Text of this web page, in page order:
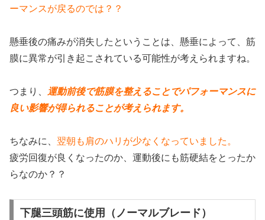
ーマンスが戻るのでは？？
懸垂後の痛みが消失したということは、懸垂によって、筋
膜に異常が引き起こされている可能性が考えられますね。
つまり、
運動前後で筋膜を整えることでパフォーマンスに
良い影響が得られることが考えられます。
ちなみに、 翌朝も肩のハリが少なくなっていました。
疲労回復が良くなったのか、運動後にも筋硬結をとったか
らなのか？？
下腿三頭筋に使用（ノーマルブレード）